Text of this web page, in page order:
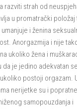
razviti strah od
u promatrački položaj
i ženina
Anorgazmija i nije
ukoliko žena i
da je jedino adekvatan
postoji orgazam.
nerijetke su i
samopouzdanja i